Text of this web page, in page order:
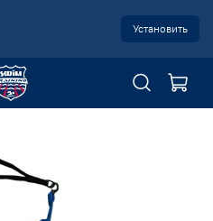
Установить